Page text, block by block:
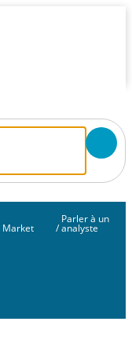
Market /
Parler à un
analyste